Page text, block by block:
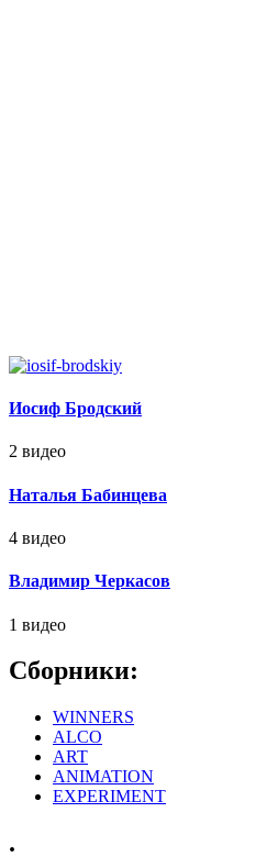
Иосиф Бродский
2 видео
Наталья Бабинцева
4 видео
Владимир Черкасов
1 видео
Сборники:
WINNERS
ALCO
ART
ANIMATION
EXPERIMENT
.